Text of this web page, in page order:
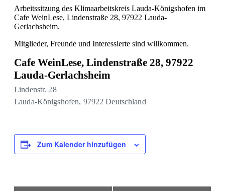
Arbeitssitzung des Klimaarbeitskreis Lauda-Königshofen im
Cafe WeinLese, Lindenstraße 28, 97922 Lauda-
Gerlachsheim.
Mitglieder, Freunde und Interessierte sind willkommen.
Cafe WeinLese, Lindenstraße 28, 97922
Lauda-Gerlachsheim
Lindenstr. 28
Lauda-Königshofen, 97922 Deutschland
Zum Kalender hinzufügen